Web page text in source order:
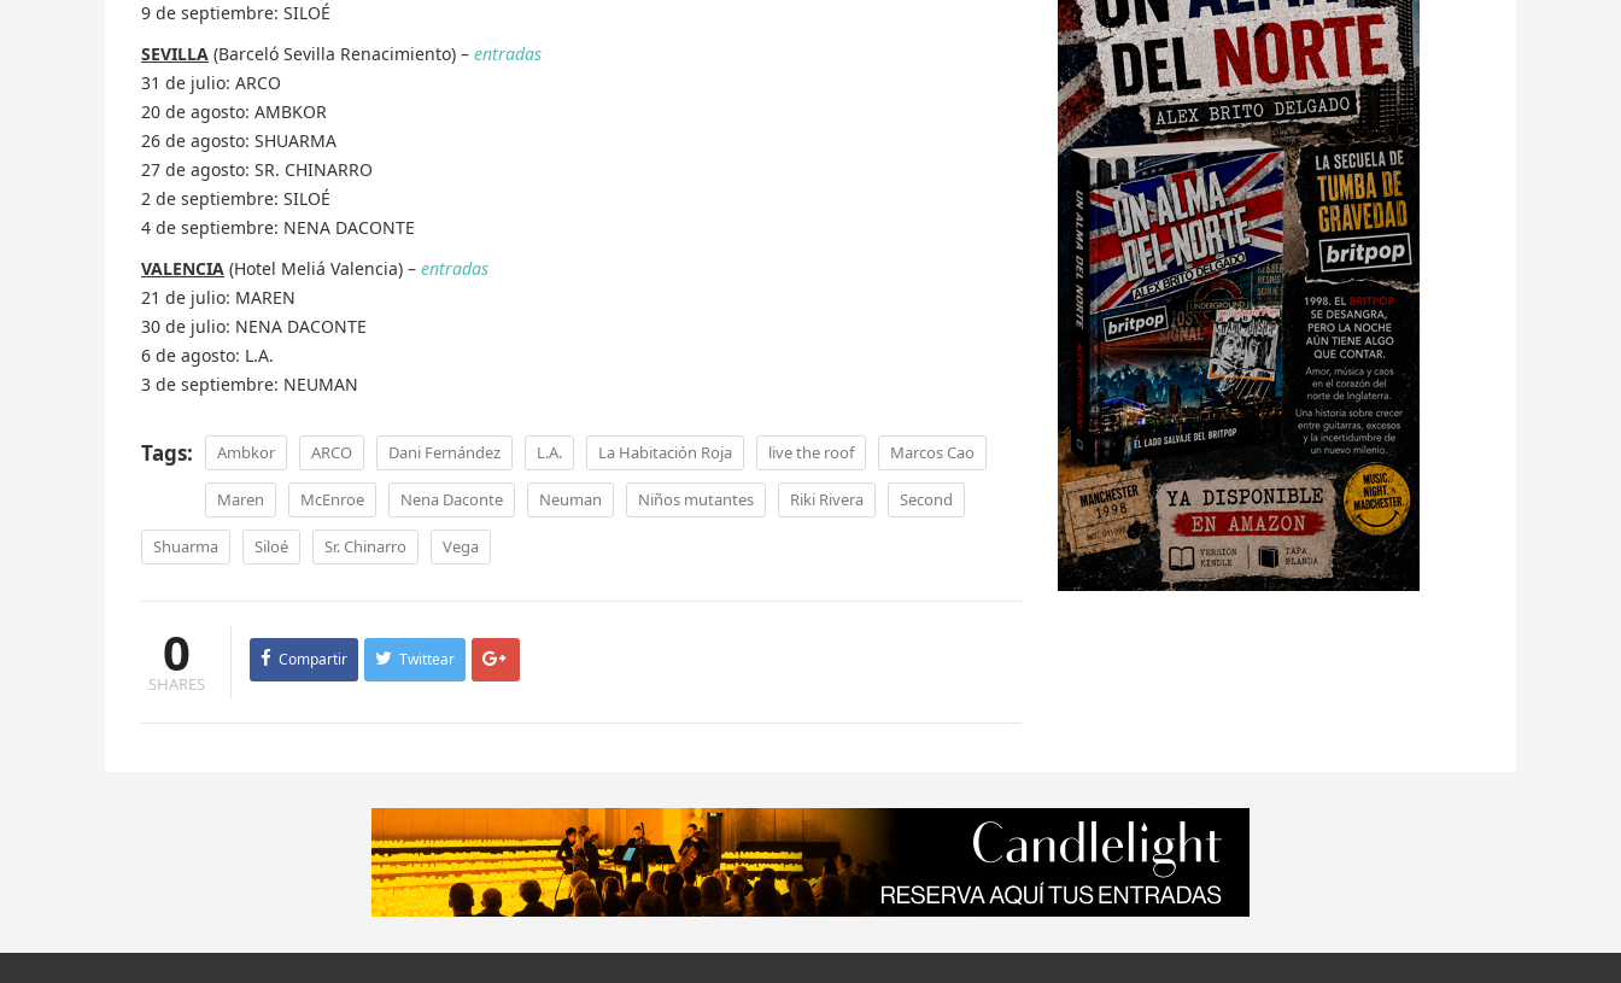
9 de septiembre: SILOÉ
SEVILLA (Barceló Sevilla Renacimiento) – entradas
31 de julio: ARCO
20 de agosto: AMBKOR
26 de agosto: SHUARMA
27 de agosto: SR. CHINARRO
2 de septiembre: SILOÉ
4 de septiembre: NENA DACONTE
VALENCIA (Hotel Meliá Valencia) – entradas
21 de julio: MAREN
30 de julio: NENA DACONTE
6 de agosto: L.A.
3 de septiembre: NEUMAN
Tags: Ambkor ARCO Dani Fernández L.A. La Habitación Roja live the roof Marcos Cao
Maren McEnroe Nena Daconte Neuman Niños mutantes Riki Rivera Second
Shuarma Siloé Sr. Chinarro Vega
0
SHARES
Compartir Twittear